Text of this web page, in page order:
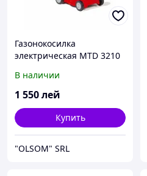
Газонокосилка
электрическая MTD 3210
В наличии
1 550лей
Купить
"OLSOM" SRL